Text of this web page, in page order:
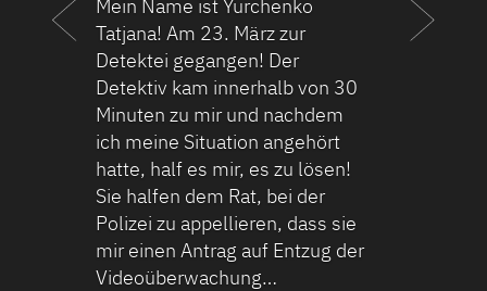
Freund riet mir, zu dir, für mich
war es dringend notwendig,
einen Mann im Ausland zu
finden. Ehrlich gesagt, habe ich
nicht erwartet, dass ich helfen
(aber…
Angelina I.